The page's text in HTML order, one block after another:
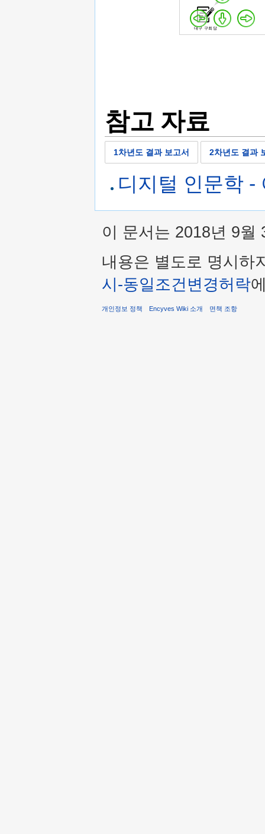
참고 자료
1차년도 결과 보고서 2차년도 결과
디지털 인문학 -
이 문서는 2018년 9월
내용은 별도로 명시하
시-동일조건변경허락
개인정보 정책 Encyves Wiki 소개 면책 조항